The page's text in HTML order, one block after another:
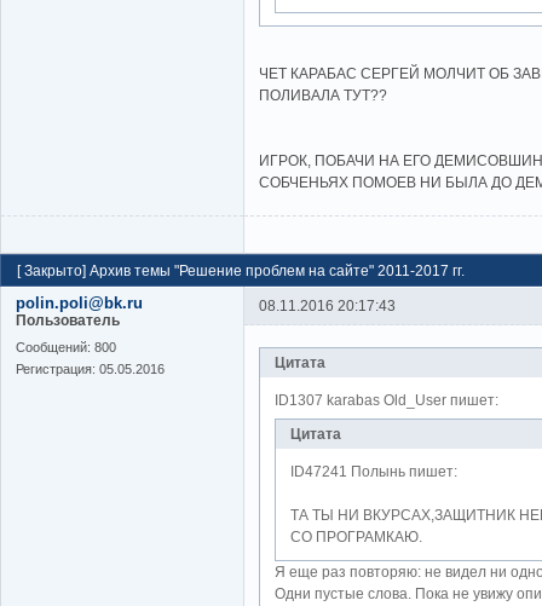
ЧЕТ КАРАБАС СЕРГЕЙ МОЛЧИТ ОБ
ПОЛИВАЛА ТУТ??
ИГРОК, ПОБАЧИ НА ЕГО
СОБЧЕНЬЯХ ПОМОЕВ НИ БЫЛА ДО
[Закрыто] Архив темы "Решение проблем на сайте" 2011-2017 гг.
polin.poli@bk.ru
Пользователь
Cообщений: 800
Регистрация: 05.05.2016
08.11.2016 20:17:43
Цитата
ID1307 karabas Old_User пишет:
Цитата
ID47241 Полынь пишет:
ТА ТЫ НИ ВКУРСАХ,ЗАЩИТНИК
СО ПРОГРАМКАЮ.
Я еще раз повторяю: не видел ни
Одни пустые слова. Пока не увижу